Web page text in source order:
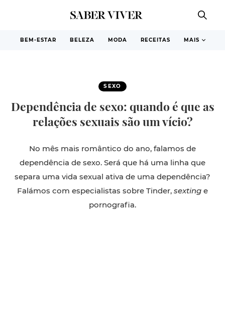
BEM-ESTAR BELEZA MODA RECEITAS MAIS
SEXO
Dependência de sexo: quando é que as
relações sexuais são um vício?
No mês mais romântico do ano, falamos de
dependência de sexo. Será que há uma linha que
separa uma vida sexual ativa de uma dependência?
Falámos com especialistas sobre Tinder, sexting e
pornografia.